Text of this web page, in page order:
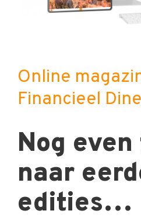
Online
Financieel
Nog
naar
edities…